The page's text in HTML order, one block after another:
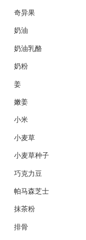
奇异果
奶油
奶油乳酪
奶粉
姜
嫩姜
小米
小麦草
小麦草种子
巧克力豆
帕马森芝士
抹茶粉
排骨